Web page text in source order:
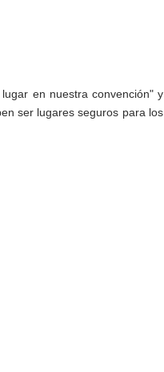
en nuestra convención" y
ser lugares seguros para los